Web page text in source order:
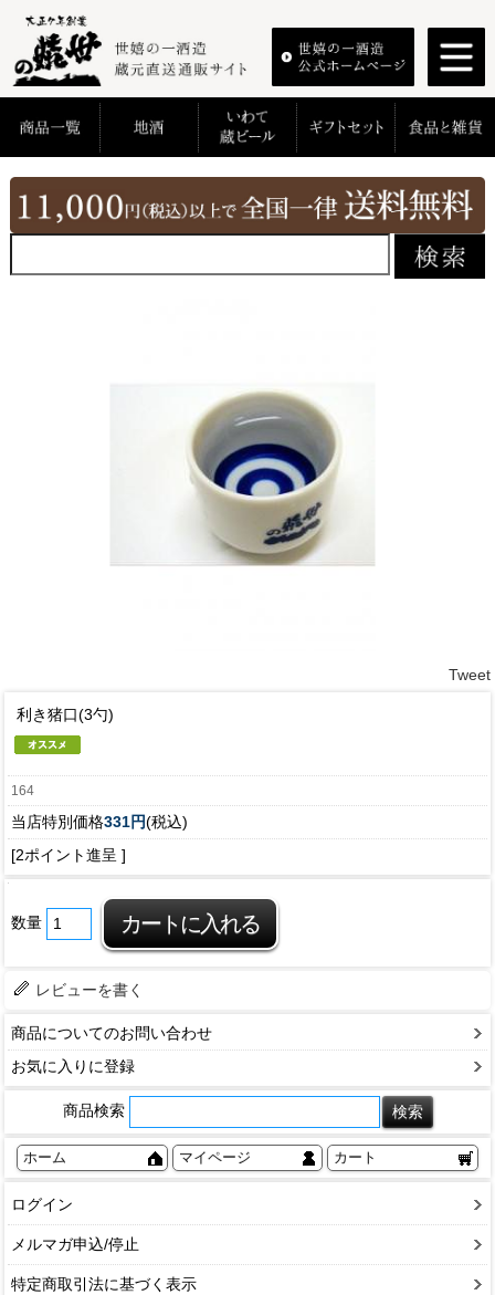
Tweet
利き猪口(3勺)
164
当店特別価格331円(税込)
[2ポイント進呈 ]
数量
レビューを書く
商品についてのお問い合わせ
お気に入りに登録
商品検索
ホーム マイページ カート
ログイン
メルマガ申込/停止
特定商取引法に基づく表示